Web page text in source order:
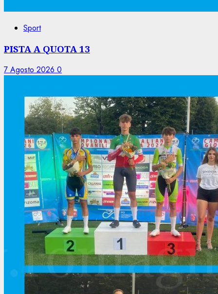
Sport
PISTA A QUOTA 13
7 Agosto 2026 0